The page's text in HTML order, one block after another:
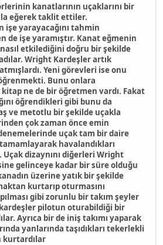
kanatlarının uçaklarını bir
eğerek taklit ettiler.
yarayacağını tahmin
de işe yaramıştır. Kanat eğmenin
etkilediğini doğru bir şekilde
Wright Kardeşler artık
Yeni görevleri ise onu
Bunu onlara
ne de bir öğretmen vardı. Fakat
öğrendikleri gibi bunu da
ve metotlu bir şekilde uçakla
çok zaman önce emin
uçak tam bir daire
havalandıkları
Uçak dizaynını diğerleri Wright
gelinceye kadar bir süre olduğu
üzerine yatık bir şekilde
kurtarıp oturmasını
gibi zorunlu bir takım şeyler
pilotun oturabildiği bir
Ayrıca bir de iniş takımı yaparak
yanlarında taşıdıkları tekerlekli
kurtardılar